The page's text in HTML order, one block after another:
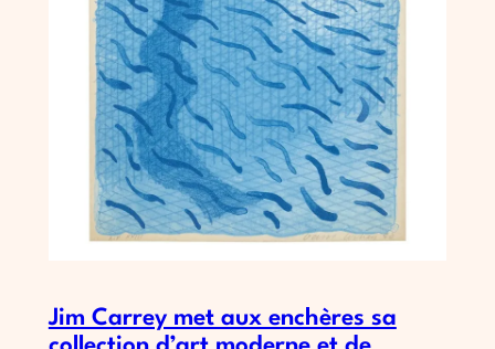
Jim Carrey met aux enchères sa